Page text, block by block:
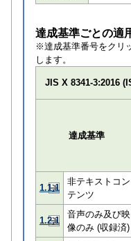
達成基準ごとの適
※達成基準番号をクリ
します。
JIS X 8341-3:2016
達成基準
1.1.1
非テキストコン
テンツ
1.2.1
音声のみ及び映
像のみ (収録済)